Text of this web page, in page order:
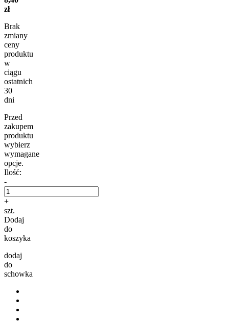
zł
Brak
zmiany
ceny
produktu
w
ciągu
ostatnich
30
dni
Przed
zakupem
produktu
wybierz
wymagane
opcje.
Ilość:
-
+
szt.
Dodaj
do
koszyka
dodaj
do
schowka